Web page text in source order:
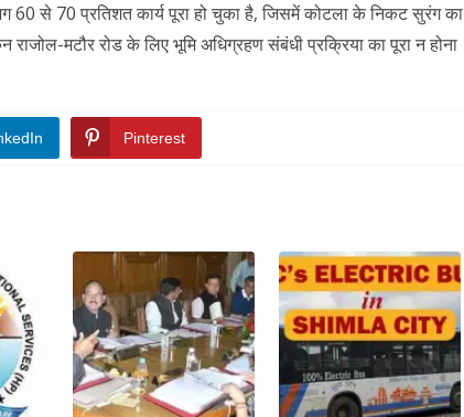
60 से 70 प्रतिशत कार्य पूरा हो चुका है, जिसमें कोटला के निकट सुरंग का
राजोल-मटौर रोड के लिए भूमि अधिग्रहण संबंधी प्रक्रिया का पूरा न होना
Pinterest